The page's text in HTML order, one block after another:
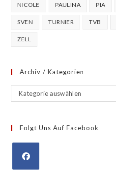
NICOLE PAULINA PIA
SVEN TURNIER TVB
ZELL
Archiv / Kategorien
Archiv
/
Kategorie auswählen
Folgt Uns Auf Facebook